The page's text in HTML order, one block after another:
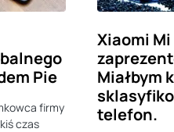
Pie
firmy
czas
Xiaomi Mi
Miałbym
telefon.